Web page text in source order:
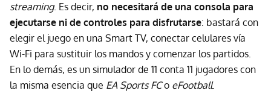
streaming. Es decir, no necesitará de una consola para
ejecutarse ni de controles para disfrutarse: bastará con
elegir el juego en una Smart TV, conectar celulares vía
Wi-Fi para sustituir los mandos y comenzar los partidos.
En lo demás, es un simulador de 11 conta 11 jugadores con
la misma esencia que EA Sports FCo eFootball.